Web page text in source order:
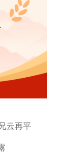
云再平